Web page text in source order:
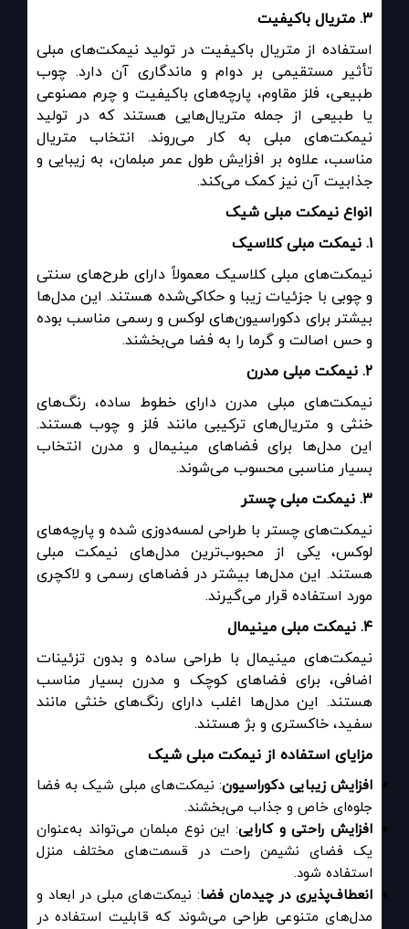
۳. متریال باکیفیت
استفاده از متریال باکیفیت در تولید نیمکت‌های مبلی
تأثیر مستقیمی بر دوام و ماندگاری آن دارد. چوب
طبیعی، فلز مقاوم، پارچه‌های باکیفیت و چرم مصنوعی
یا طبیعی از جمله متریال‌هایی هستند که در تولید
نیمکت‌های مبلی به کار می‌روند. انتخاب متریال
مناسب، علاوه بر افزایش طول عمر مبلمان، به زیبایی و
جذابیت آن نیز کمک می‌کند.
انواع نیمکت مبلی شیک
۱. نیمکت مبلی کلاسیک
نیمکت‌های مبلی کلاسیک معمولاً دارای طرح‌های سنتی
و چوبی با جزئیات زیبا و حکاکی‌شده هستند. این مدل‌ها
بیشتر برای دکوراسیون‌های لوکس و رسمی مناسب بوده
و حس اصالت و گرما را به فضا می‌بخشند.
۲. نیمکت مبلی مدرن
نیمکت‌های مبلی مدرن دارای خطوط ساده، رنگ‌های
خنثی و متریال‌های ترکیبی مانند فلز و چوب هستند.
این مدل‌ها برای فضاهای مینیمال و مدرن انتخاب
بسیار مناسبی محسوب می‌شوند.
۳. نیمکت مبلی چستر
نیمکت‌های چستر با طراحی لمسه‌دوزی شده و پارچه‌های
لوکس، یکی از محبوب‌ترین مدل‌های نیمکت مبلی
هستند. این مدل‌ها بیشتر در فضاهای رسمی و لاکچری
مورد استفاده قرار می‌گیرند.
۴. نیمکت مبلی مینیمال
نیمکت‌های مینیمال با طراحی ساده و بدون تزئینات
اضافی، برای فضاهای کوچک و مدرن بسیار مناسب
هستند. این مدل‌ها اغلب دارای رنگ‌های خنثی مانند
سفید، خاکستری و بژ هستند.
مزایای استفاده از نیمکت مبلی شیک
افزایش زیبایی دکوراسیون: نیمکت‌های مبلی شیک به فضا
جلوه‌ای خاص و جذاب می‌بخشند.
افزایش راحتی و کارایی: این نوع مبلمان می‌تواند به‌عنوان
یک فضای نشیمن راحت در قسمت‌های مختلف منزل
استفاده شود.
انعطاف‌پذیری در چیدمان فضا: نیمکت‌های مبلی در ابعاد و
مدل‌های متنوعی طراحی می‌شوند که قابلیت استفاده در